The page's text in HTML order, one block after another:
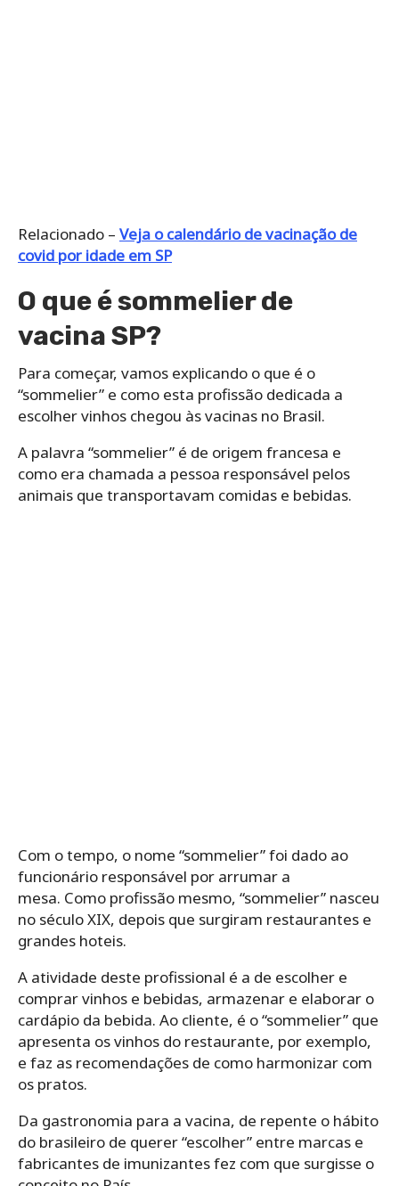
Relacionado – Veja o calendário de vacinação de
covid por idade em SP
O que é sommelier de
vacina SP?
Para começar, vamos explicando o que é o
“sommelier” e como esta profissão dedicada a
escolher vinhos chegou às vacinas no Brasil.
A palavra “sommelier” é de origem francesa e
como era chamada a pessoa responsável pelos
animais que transportavam comidas e bebidas.
Com o tempo, o nome “sommelier” foi dado ao
funcionário responsável por arrumar a
mesa. Como profissão mesmo, “sommelier” nasceu
no século XIX, depois que surgiram restaurantes e
grandes hoteis.
A atividade deste profissional é a de escolher e
comprar vinhos e bebidas, armazenar e elaborar o
cardápio da bebida. Ao cliente, é o “sommelier” que
apresenta os vinhos do restaurante, por exemplo,
e faz as recomendações de como harmonizar com
os pratos.
Da gastronomia para a vacina, de repente o hábito
do brasileiro de querer “escolher” entre marcas e
fabricantes de imunizantes fez com que surgisse o